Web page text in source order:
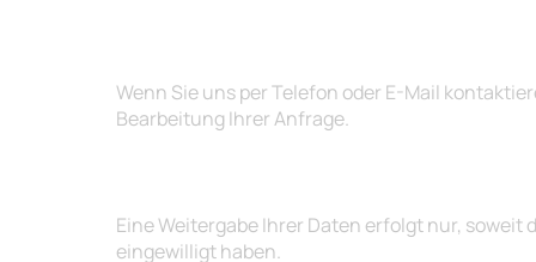
Wenn Sie uns per Telefon oder E-Mail
Bearbeitung Ihrer Anfrage.
Eine Weitergabe Ihrer Daten erfolgt nur,
eingewilligt haben.